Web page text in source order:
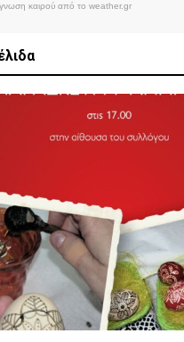
καιρού από το weather.gr